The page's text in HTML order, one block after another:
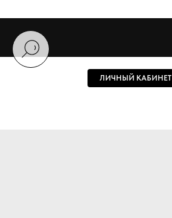
ЛИЧНЫЙ КАБИНЕТ